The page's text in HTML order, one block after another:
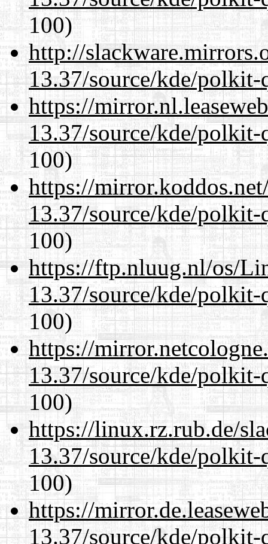
100)
http://
13.37/source/kde/
https://
13.37/source/kde/
100)
https://
13.37/source/kde/
100)
https://ftp.nluug.nl/os/
13.37/source/kde/
100)
https://
13.37/source/kde/
100)
https://linux.rz.rub.de/
13.37/source/kde/
100)
https://
13.37/source/kde/